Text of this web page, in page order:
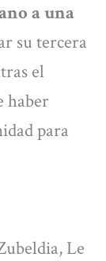
a una
su tercera
el
haber
para
Le